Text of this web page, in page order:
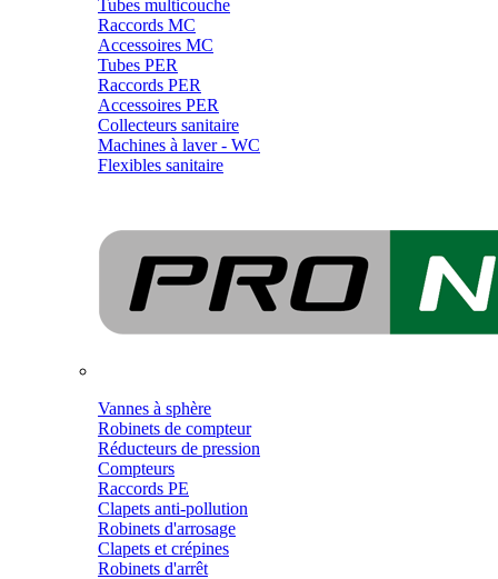
Tubes multicouche
Raccords MC
Accessoires MC
Tubes PER
Raccords PER
Accessoires PER
Collecteurs sanitaire
Machines à laver - WC
Flexibles sanitaire
Vannes à sphère
Robinets de compteur
Réducteurs de pression
Compteurs
Raccords PE
Clapets anti-pollution
Robinets d'arrosage
Clapets et crépines
Robinets d'arrêt